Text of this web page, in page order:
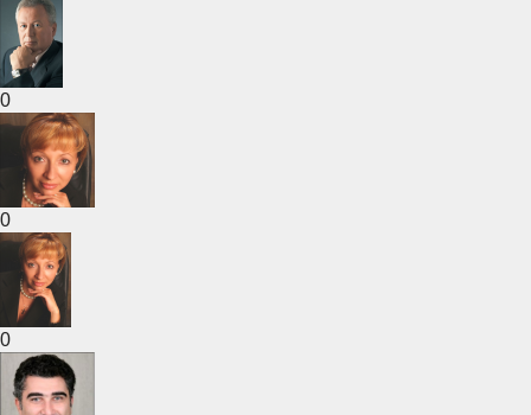
0
0
0